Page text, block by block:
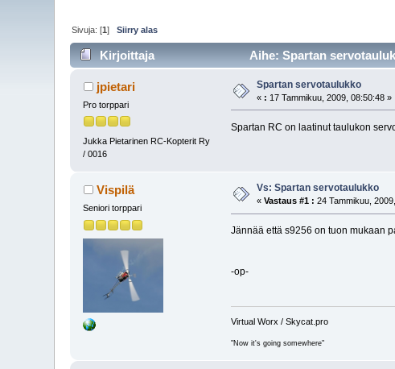
Sivuja: [1]Siirry alas
Kirjoittaja Aihe: Spartan
jpietari
Pro torppari
Jukka Pietarinen RC-Kopterit Ry
/ 0016
Spartan servotaulukko
« : 17 Tammikuu, 2009, 08:50:48 »
Spartan RC on laatinut taulukon
Vispilä
Seniori torppari
Vs: Spartan servotaulukko
«Vastaus #1 : 24 Tammikuu,
Jännää että s9256 on tuon mukaan
-op-
Virtual Worx / Skycat.pro
"Now it's going somewhere"